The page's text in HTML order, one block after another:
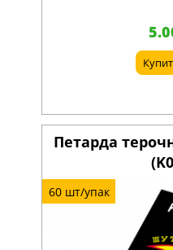
Петарда
60 шт/упак